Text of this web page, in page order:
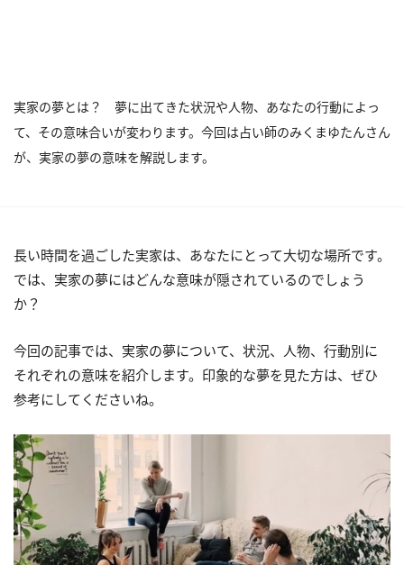
実家の夢とは？ 夢に出てきた状況や人物、あなたの行動によっ
て、その意味合いが変わります。今回は占い師のみくまゆたんさん
が、実家の夢の意味を解説します。
長い時間を過ごした実家は、あなたにとって大切な場所です。
では、実家の夢にはどんな意味が隠されているのでしょう
か？
今回の記事では、実家の夢について、状況、人物、行動別に
それぞれの意味を紹介します。印象的な夢を見た方は、ぜひ
参考にしてくださいね。